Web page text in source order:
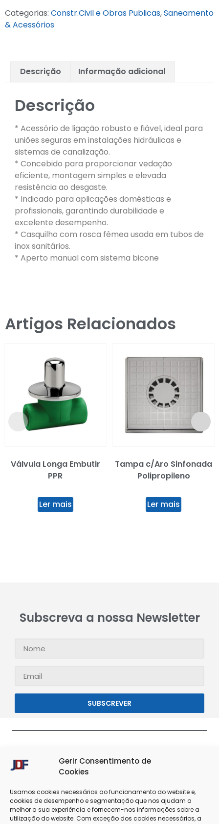
Gerir Consentimento de
Cookies
Usamos cookies necessários ao funcionamento do website e,
cookies de desempenho e segmentação que nos ajudam a
melhor a sua experiência e fornecem-nos informações sobre a
utilização do website. Com exceção dos cookies necessários, a
Categorias: Constr.Civil e Obras Publicas,Saneamento
& Acessórios
Descrição Informação adicional
Descrição
* Acessório de ligação robusto e fiável, ideal para
uniões seguras em instalações hidráulicas e
sistemas de canalização.
* Concebido para proporcionar vedação
eficiente, montagem simples e elevada
resistência ao desgaste.
* Indicado para aplicações domésticas e
profissionais, garantindo durabilidade e
excelente desempenho.
* Casquilho com rosca fêmea usada em tubos de
inox sanitários.
* Aperto manual com sistema bicone
Artigos Relacionados
Válvula Longa Embutir
PPR
Ler mais
Tampa c/Aro Sinfonada
Polipropileno
Ler mais
Subscreva a nossa Newsletter
SUBSCREVER
Termos & Condições Política de Privacidade